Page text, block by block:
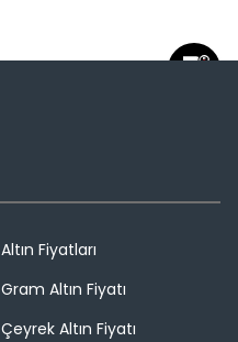
Altın Fiyatları
Gram Altın Fiyatı
Çeyrek Altın Fiyatı